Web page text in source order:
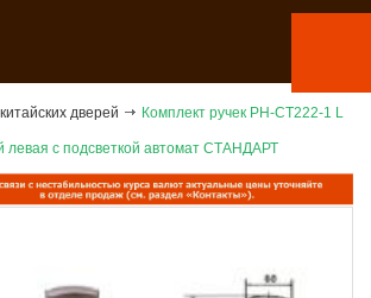
дверей Комплект ручек РН-СТ222-1 L
левая с подсветкой автомат СТАНДАРТ